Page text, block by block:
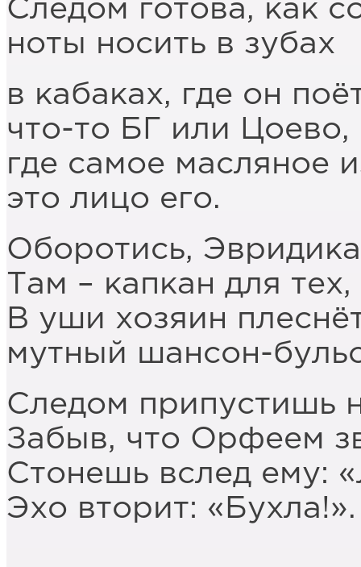
Следом готова, как
ноты носить в зубах
в кабаках, где он
что-то БГ или Цоево,
где самое масляное
это лицо его.
Оборотись,
Там – капкан для
В уши хозяин
мутный шансон-
Следом припустишь
Забыв, что Орфеем
Стонешь вслед ему:
Эхо вторит: «Бухла!».